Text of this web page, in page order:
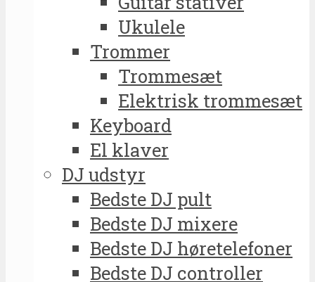
Ukulele
Trommer
Trommesæt
Elektrisk trommesæt
Keyboard
El klaver
DJ udstyr
Bedste DJ pult
Bedste DJ mixere
Bedste DJ høretelefoner
Bedste DJ controller